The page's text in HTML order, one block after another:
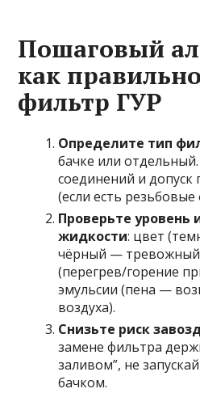
Пошаговый
как
фильтр ГУР
Определите тип
бачке или
соединений и
(если есть резьбовые
Проверьте уровень
жидкости: цвет
чёрный — тревожный
(перегрев/горение
эмульсии (пена —
воздуха).
Снизьте риск
замене фильтра
заливом”, не
бачком.